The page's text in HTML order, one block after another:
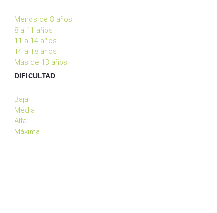
Menos de 8 años
8 a 11 años
11 a 14 años
14 a 18 años
Más de 18 años
DIFICULTAD
Baja
Media
Alta
Máxima